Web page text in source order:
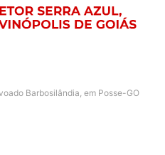
Barbosilândia, em Posse-GO